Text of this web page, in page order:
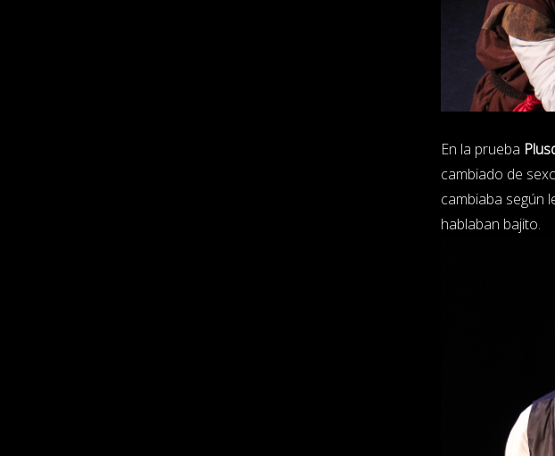
En la prueba
cambiado de
cambiaba según
hablaban bajito.